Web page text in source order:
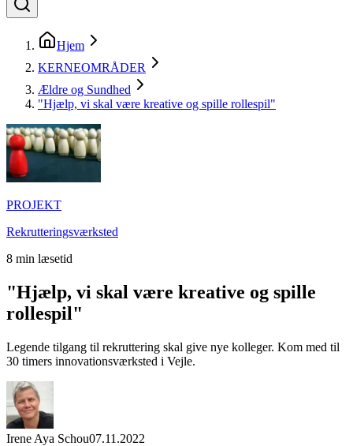
Hjem
KERNEOMRÅDER
Ældre og Sundhed
"Hjælp, vi skal være kreative og spille rollespil"
PROJEKT
Rekrutteringsværksted
8 min læsetid
"Hjælp, vi skal være kreative og spille
rollespil"
Legende tilgang til rekruttering skal give nye kolleger. Kom med til
30 timers innovationsværksted i Vejle.
Irene Aya Schou07.11.2022